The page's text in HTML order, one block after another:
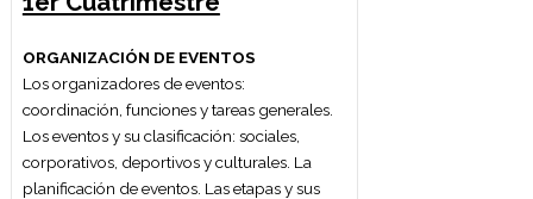
presentaciones de libros, etc. Su
planificación. Las etapas y sus tiempos: la
entrevista con los clientes, el desarrollo del
proyecto, la presentación de las propuestas
al cliente, el seguimiento del proceso
decisorio de aprobación, la aprobación